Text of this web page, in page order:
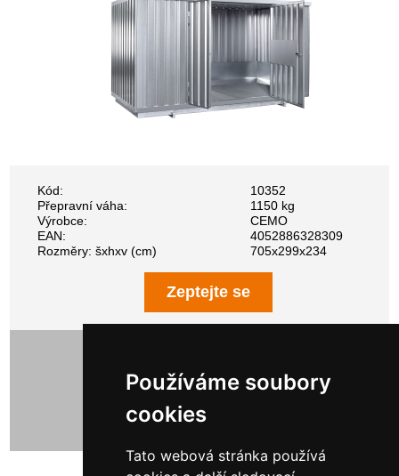
Používáme soubory
cookies
Tato webová stránka používá
Kód:
10352
Přepravní váha:
1150 kg
Výrobce:
CEMO
EAN:
4052886328309
Rozměry: šxhxv (cm)
705x299x234
Zeptejte se